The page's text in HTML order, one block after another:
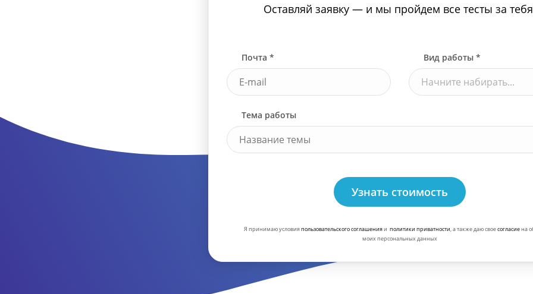
Оставляй заявку — и мы пройдем все тесты за
Почта * Вид работы *
Начните набирать...
Тема работы
Узнать стоимость
Я принимаю условияпользовательского соглашенияи политики приватности, а также даю своесогласиена
моих персональных данных